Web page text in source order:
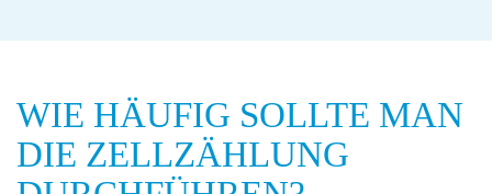
WIE HÄUFIG SOLLTE MAN
DIE ZELLZÄHLUNG